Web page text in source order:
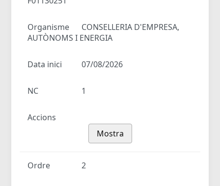
Organisme
CONSELLERIA D'EMPRESA,
AUTÒNOMS I ENERGIA
Data inici 07/08/2026
NC 1
Accions
Mostra
Ordre 2